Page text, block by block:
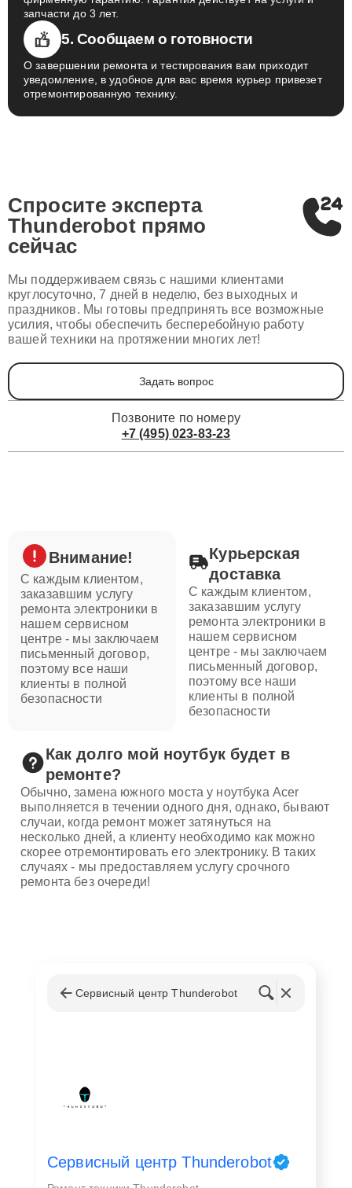
запчасти до 3 лет.
5. Сообщаем о готовности
О завершении ремонта и тестирования вам приходит
уведомление, в удобное для вас время курьер привезет
отремонтированную технику.
Спросите эксперта
Thunderobot прямо
сейчас
Мы поддерживаем связь с нашими клиентами
круглосуточно, 7 дней в неделю, без выходных и
праздников. Мы готовы предпринять все возможные
усилия, чтобы обеспечить бесперебойную работу
вашей техники на протяжении многих лет!
Задать вопрос
Позвоните по номеру
+7 (495) 023-83-23
Внимание!
С каждым клиентом,
заказавшим услугу
ремонта электроники в
нашем сервисном
центре - мы заключаем
письменный договор,
поэтому все наши
клиенты в полной
безопасности
Курьерская
доставка
С каждым клиентом,
заказавшим услугу
ремонта электроники в
нашем сервисном
центре - мы заключаем
письменный договор,
поэтому все наши
клиенты в полной
безопасности
Как долго мой ноутбук будет в
ремонте?
Обычно, замена южного моста у ноутбука Acer
выполняется в течении одного дня, однако, бывают
случаи, когда ремонт может затянуться на
несколько дней, а клиенту необходимо как можно
скорее отремонтировать его электронику. В таких
случаях - мы предоставляем услугу срочного
ремонта без очереди!
Сервисный центр Thunderobot
Сервисный центр Thunderobot